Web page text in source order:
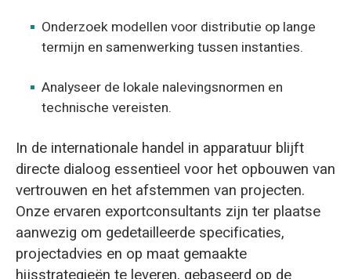
Onderzoek modellen voor distributie op lange
termijn en samenwerking tussen instanties.
Analyseer de lokale nalevingsnormen en
technische vereisten.
In de internationale handel in apparatuur blijft
directe dialoog essentieel voor het opbouwen van
vertrouwen en het afstemmen van projecten.
Onze ervaren exportconsultants zijn ter plaatse
aanwezig om gedetailleerde specificaties,
projectadvies en op maat gemaakte